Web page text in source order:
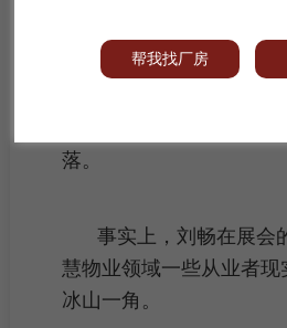
“我感觉（智慧物业
落。
事实上，刘畅在展会
慧物业领域一些从业者现
冰山一角。
帮我找厂房